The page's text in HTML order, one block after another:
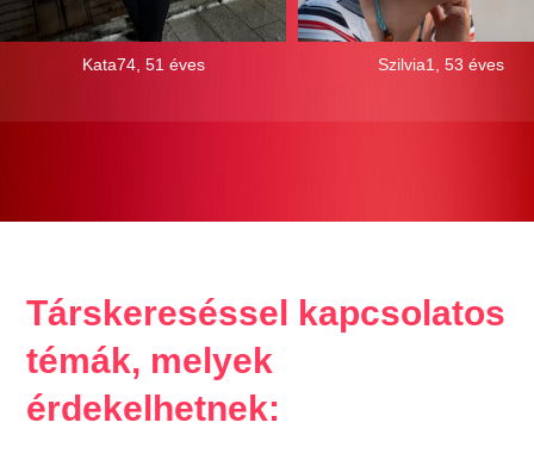
Kata74, 51 éves Szilvia1, 53 éves
Társkereséssel kapcsolatos
témák, melyek
érdekelhetnek: